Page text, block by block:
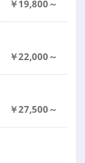
￥19,800～
￥22,000～
￥27,500～